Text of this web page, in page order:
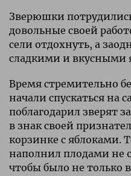
Зверюшки
довольные своей
сели отдохнуть, а
сладкими и вкусными
Время стремительно
начали спускаться на
поблагодарил зверят
в знак своей
корзинке с яблоками.
наполнил плодами не
чтобы было не только